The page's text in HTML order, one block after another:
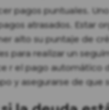
pagos puntuales.
atrasados. Estar
alto su puntaje de
para realizar un
r el pago automático
y asegurarse de que